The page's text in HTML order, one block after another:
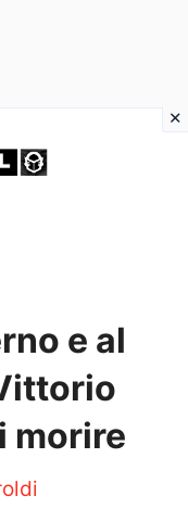
e al
morire